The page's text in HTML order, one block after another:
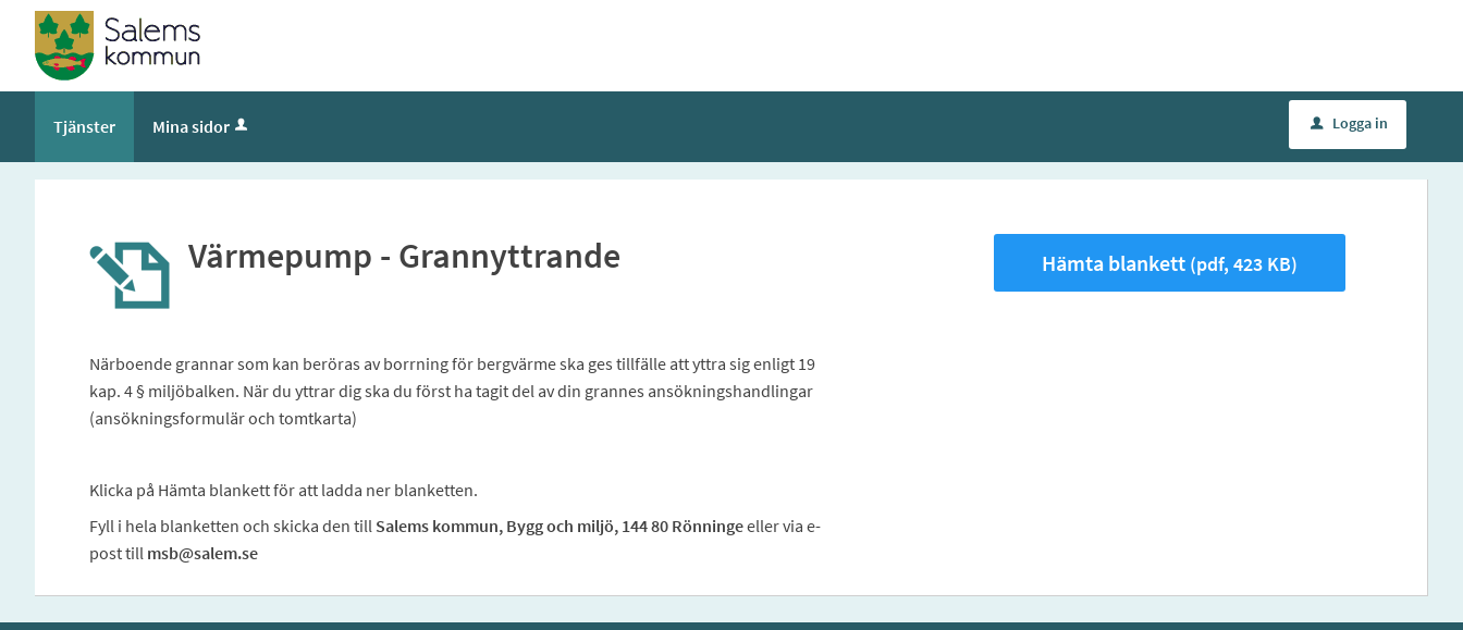
Tjänster Mina sidor u Logga in
Värmepump - Grannyttrande
Närboende grannar som kan beröras av borrning för bergvärme ska ges tillfälle att yttra sig enligt 19
kap. 4 § miljöbalken. När du yttrar dig ska du först ha tagit del av din grannes ansökningshandlingar
(ansökningsformulär och tomtkarta)
Klicka på Hämta blankett för att ladda ner blanketten.
Fyll i hela blanketten och skicka den tillSalems kommun, Bygg och miljö, 144 80 Rönningeeller via e-
post till msb@salem.se
Hämta blankett (pdf, 423 KB)